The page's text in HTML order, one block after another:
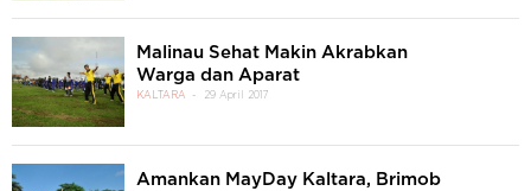
Malinau Sehat Makin Akrabkan
Warga dan Aparat
KALTARA 29 April 2017
Amankan MayDay Kaltara, Brimob